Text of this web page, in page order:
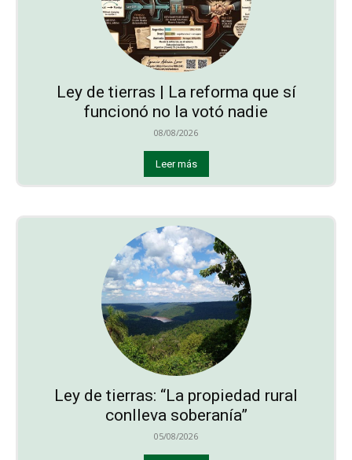
Ley de tierras | La reforma que sí
funcionó no la votó nadie
08/08/2026
Leer más
Ley de tierras: “La propiedad rural
conlleva soberanía”
05/08/2026